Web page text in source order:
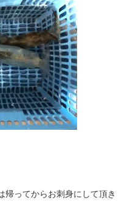
帰ってからお刺身にして頂き